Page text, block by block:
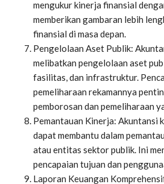
mengukur kinerja finansial
memberikan gambaran lebih
finansial di masa depan.
Pengelolaan Aset Publik:
melibatkan pengelolaan aset
fasilitas, dan infrastruktur.
pemeliharaan rekamannya
pemborosan dan pemeliharaan
Pemantauan Kinerja: Akuntansi
dapat membantu dalam
atau entitas sektor publik. Ini
pencapaian tujuan dan
Laporan Keuangan